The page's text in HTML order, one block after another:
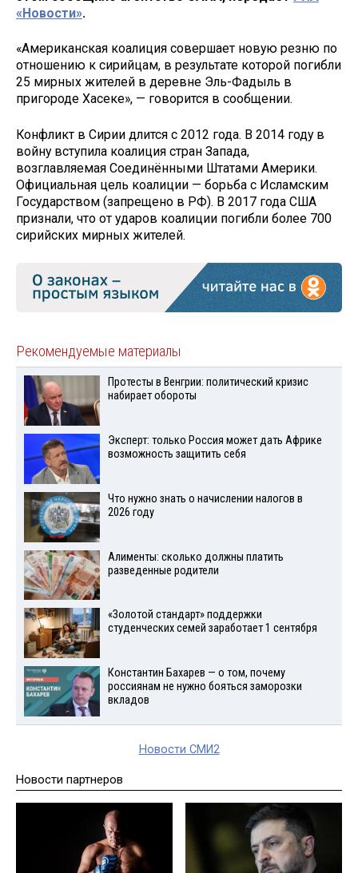
«Новости».
«Американская коалиция совершает новую резню по
отношению к сирийцам, в результате которой погибли
25 мирных жителей в деревне Эль-Фадыль в
пригороде Хасеке», — говорится в сообщении.
Конфликт в Сирии длится с 2012 года. В 2014 году в
войну вступила коалиция стран Запада,
возглавляемая Соединёнными Штатами Америки.
Официальная цель коалиции — борьба с Исламским
Государством (запрещено в РФ). В 2017 года США
признали, что от ударов коалиции погибли более 700
сирийских мирных жителей.
Рекомендуемые материалы
Протесты в Венгрии: политический кризис
набирает обороты
Эксперт: только Россия может дать Африке
возможность защитить себя
Что нужно знать о начислении налогов в
2026 году
Алименты: сколько должны платить
разведенные родители
«Золотой стандарт» поддержки
студенческих семей заработает 1 сентября
Константин Бахарев — о том, почему
россиянам не нужно бояться заморозки
вкладов
Новости СМИ2
Новости партнеров